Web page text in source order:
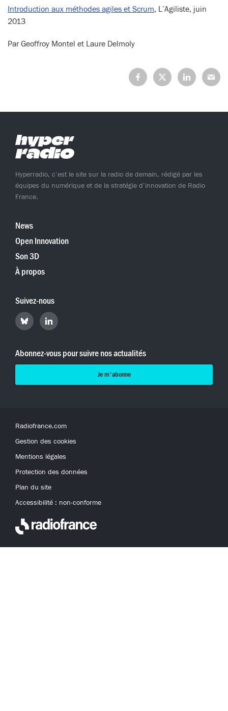
Introduction aux méthodes agiles et Scrum, L’Agiliste, juin
2013
Par Geoffroy Montel et Laure Delmoly
Partagez
sur
Partagez
sur
(Twitter)
Partagez
sur
sur
Hyperradio, c’est le site sur la radio de demain, rédigé par les
équipes du numérique et de la stratégie d’innovation de Radio
France.
News
Open Innovation
Son 3D
À propos
Suivez-nous
Retrouvez
Hyperradio
Bluesky
Retrouvez
Hyperradio
LinkedIn
Abonnez-vous pour suivre nos actualités
Je m'abonne
Radiofrance.com
Gestion des cookies
Mentions légales
Protection des données
Plan du site
Accessibilité : non-conforme